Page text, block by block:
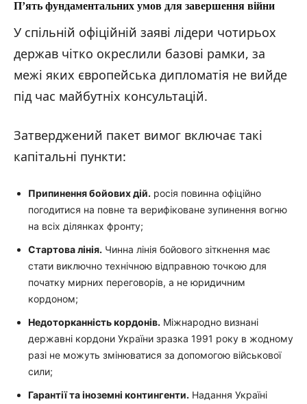
П’ять фундаментальних умов для завершення війни
У спільній офіційній заяві лідери чотирьох
держав чітко окреслили базові рамки, за
межі яких європейська дипломатія не вийде
під час майбутніх консультацій.
Затверджений пакет вимог включає такі
капітальні пункти:
Припинення бойових дій. росія повинна офіційно
погодитися на повне та верифіковане зупинення вогню
на всіх ділянках фронту;
Стартова лінія. Чинна лінія бойового зіткнення має
стати виключно технічною відправною точкою для
початку мирних переговорів, а не юридичним
кордоном;
Недоторканність кордонів. Міжнародно визнані
державні кордони України зразка 1991 року в жодному
разі не можуть змінюватися за допомогою військової
сили;
Гарантії та іноземні контингенти. Надання Україні